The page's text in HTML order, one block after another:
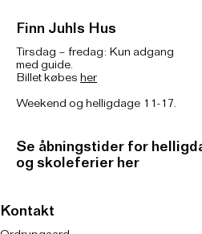
Finn Juhls Hus
Tirsdag – fredag: Kun adgang
med guide.
Billet købes her
Weekend og helligdage 11-17.
Se åbningstider for
og skoleferier her
Kontakt